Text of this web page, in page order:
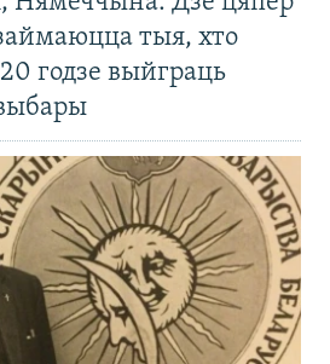
тыя, хто
годзе выйграць